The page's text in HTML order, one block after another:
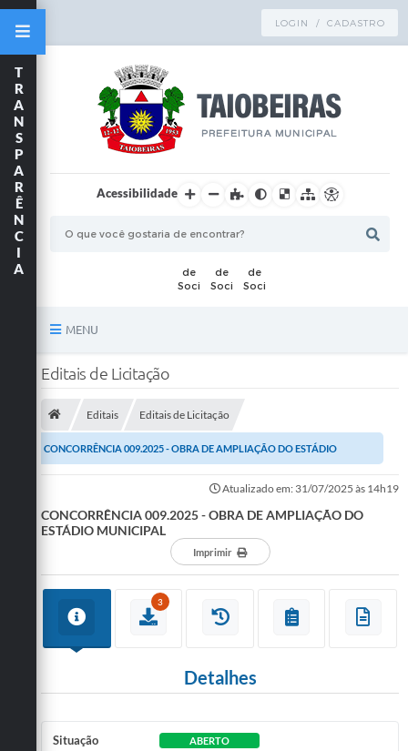
LOGIN / CADASTRO
Acessibilidade
MENU
Principal
Publicações
A Nossa Cidade
Legislação
Notícias
T
R
A
N
S
P
A
R
Ê
N
C
I
A
Editais de Licitação
Editais Editais de Licitação
CONCORRÊNCIA 009.2025 - OBRA DE AMPLIAÇÃO DO ESTÁDIO
Atualizado em: 31/07/2025 às 14h19
CONCORRÊNCIA 009.2025 - OBRA DE AMPLIAÇÃO DO
ESTÁDIO MUNICIPAL
Imprimir
3
Detalhes
Situação ABERTO